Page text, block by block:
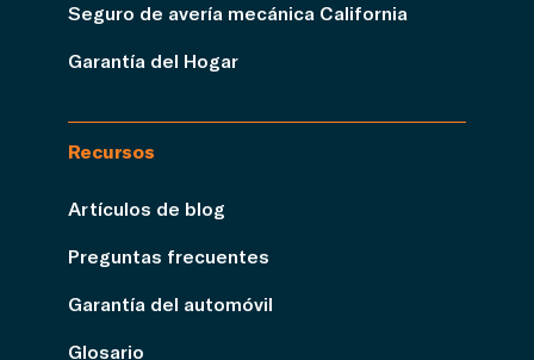
Seguro de avería mecánica California
Garantía del Hogar
Recursos
Artículos de blog
Preguntas frecuentes
Garantía del automóvil
Glosario